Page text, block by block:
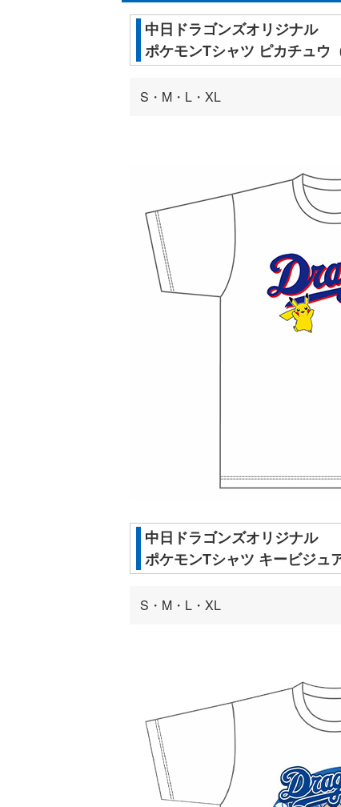
中日ドラゴンズオリジナル
ポケモンTシャツ ピカチュウ
S・M・L・XL
中日ドラゴンズオリジナル
ポケモンTシャツ キービジュ
S・M・L・XL